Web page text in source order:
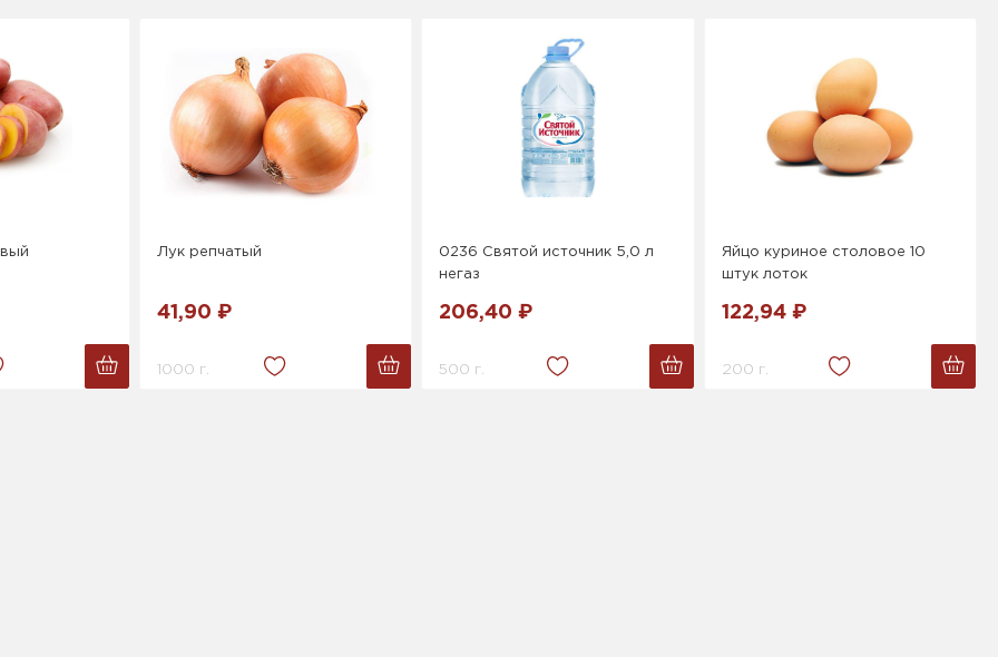
Лук репчатый
41,90 ₽
1000 г.
0236 Святой источник 5,0 л
негаз
206,40 ₽
500 г.
Яйцо куриное столовое 10
штук лоток
122,94 ₽
200 г.